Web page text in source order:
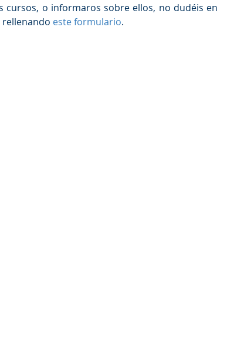
cursos, o informaros sobre ellos, no dudéis en
este formulario.